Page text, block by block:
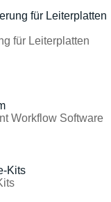
für Leiterplatten
Workflow Software